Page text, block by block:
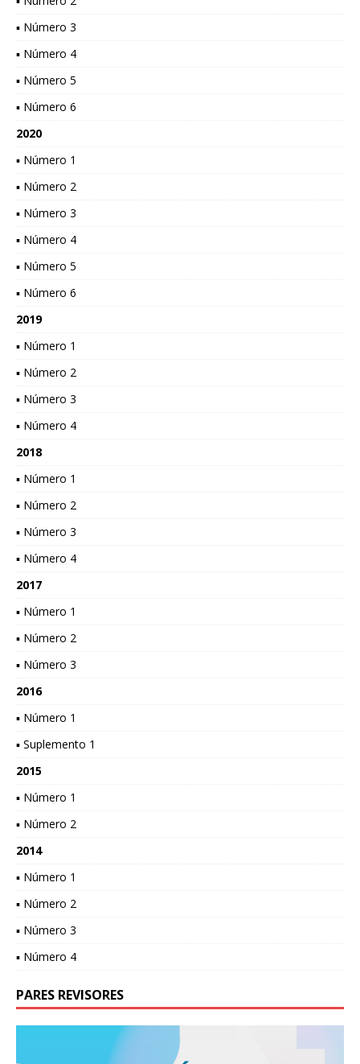
▪ Número 3
▪ Número 4
▪ Número 5
▪ Número 6
2020
▪ Número 1
▪ Número 2
▪ Número 3
▪ Número 4
▪ Número 5
▪ Número 6
2019
▪ Número 1
▪ Número 2
▪ Número 3
▪ Número 4
2018
▪ Número 1
▪ Número 2
▪ Número 3
▪ Número 4
2017
▪ Número 1
▪ Número 2
▪ Número 3
2016
▪ Número 1
▪ Suplemento 1
2015
▪ Número 1
▪ Número 2
2014
▪ Número 1
▪ Número 2
▪ Número 3
▪ Número 4
PARES REVISORES